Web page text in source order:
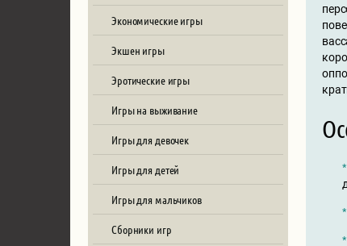
Экономические игры
Экшен игры
Эротические игры
Игры на выживание
Игры для девочек
Игры для детей
Игры для мальчиков
Сборники игр